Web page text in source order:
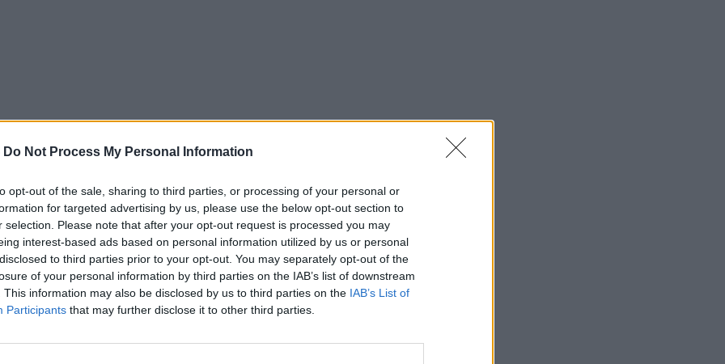
Do Not Process My Personal Information
opt-out of the sale, sharing to third parties, or processing of your personal or
for targeted advertising by us, please use the below opt-out section to
selection. Please note that after your opt-out request is processed you may
interest-based ads based on personal information utilized by us or personal
to third parties prior to your opt-out. You may separately opt-out of the
of your personal information by third parties on the IAB’s list of downstream
This information may also be disclosed by us to third parties on the IAB’s List of
Participants that may further disclose it to other third parties.
με να μπω)